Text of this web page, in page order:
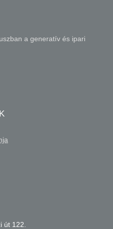
a generatív és ipari
út 122.